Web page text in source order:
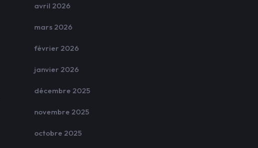
avril 2026
mars 2026
février 2026
janvier 2026
décembre 2025
novembre 2025
octobre 2025